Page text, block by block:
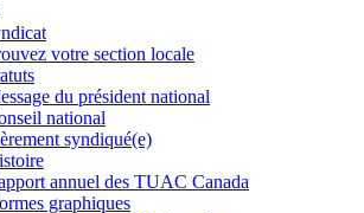
votre section locale
du président national
national
syndiqué(e)
annuel des TUAC Canada
graphiques